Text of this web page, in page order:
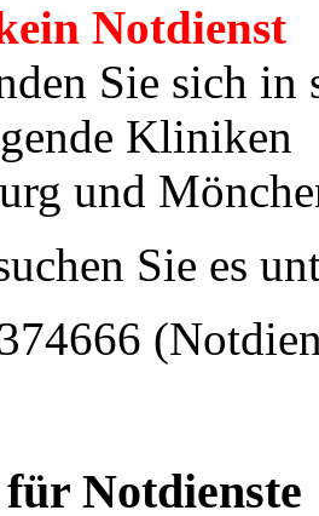
Notdienst
Sie sich in
Kliniken
und
Sie es
Notdienste